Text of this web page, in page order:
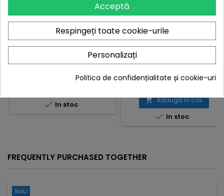
TELECOMANDA RECEIVER
SATELIT RCU-500
 In stoc
MARCA:
TELECOMANDA FOCUSAT
Pret
12,10 lei
 Adauga in cos
 In stoc
FREQUENTLY PURCHASED TOGETHER
Nou
Acceptă
Respingeți toate cookie-urile
Personalizați
Politica de confidențialitate și cookie-uri